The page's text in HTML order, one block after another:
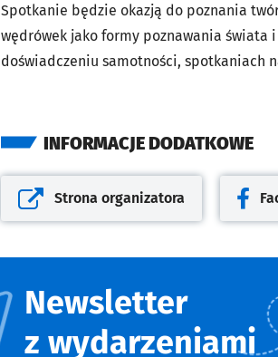
Spotkanie będzie okazją do poznania
wędrówek jako formy poznawania świata
doświadczeniu samotności, spotkaniach
INFORMACJE DODATKOWE
Otwiera się w nowej karcie
Strona organizatora
Newsletter
z wydarzeniami